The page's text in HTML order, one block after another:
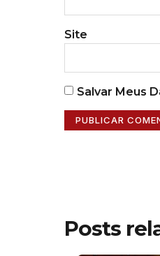
Site
Salvar Meus
Posts